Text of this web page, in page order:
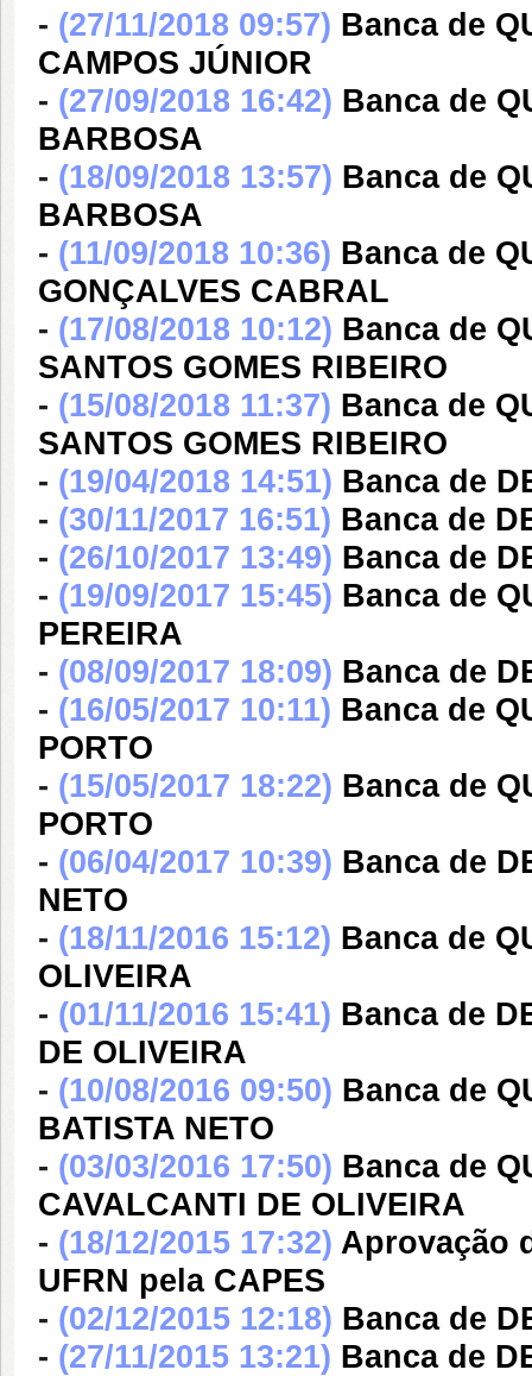
- (27/11/2018 09:57) Banca de
CAMPOS JÚNIOR
- (27/09/2018 16:42) Banca de
BARBOSA
- (18/09/2018 13:57) Banca de
BARBOSA
- (11/09/2018 10:36) Banca de
GONÇALVES CABRAL
- (17/08/2018 10:12) Banca de
SANTOS GOMES RIBEIRO
- (15/08/2018 11:37) Banca de
SANTOS GOMES RIBEIRO
- (19/04/2018 14:51) Banca de
- (30/11/2017 16:51) Banca de
- (26/10/2017 13:49) Banca de
- (19/09/2017 15:45) Banca de
PEREIRA
- (08/09/2017 18:09) Banca de
- (16/05/2017 10:11) Banca de
PORTO
- (15/05/2017 18:22) Banca de
PORTO
- (06/04/2017 10:39) Banca de
NETO
- (18/11/2016 15:12) Banca de
OLIVEIRA
- (01/11/2016 15:41) Banca de
DE OLIVEIRA
- (10/08/2016 09:50) Banca de
BATISTA NETO
- (03/03/2016 17:50) Banca de
CAVALCANTI DE OLIVEIRA
- (18/12/2015 17:32) Aprovação
UFRN pela CAPES
- (02/12/2015 12:18) Banca de
- (27/11/2015 13:21) Banca de